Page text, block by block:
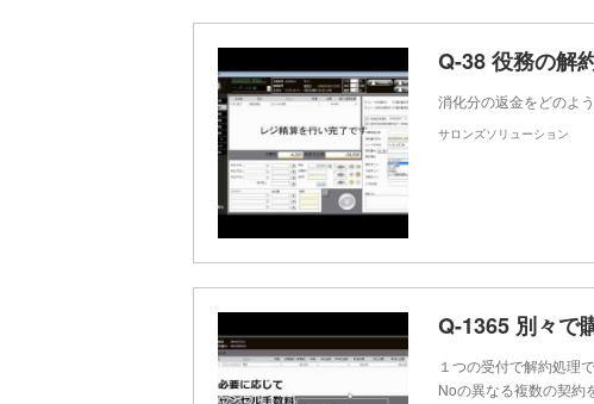
消化分の返金をどのよ
サロンズソリューション
１つの受付で解約処理
Noの異なる複数の契約